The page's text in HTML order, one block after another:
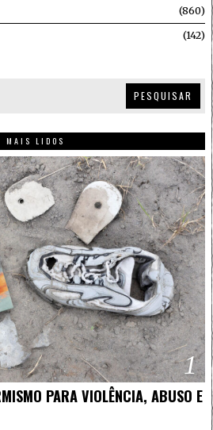
860
142
PESQUISAR
MAIS LIDOS
1
PARA VIOLÊNCIA, ABUSO E